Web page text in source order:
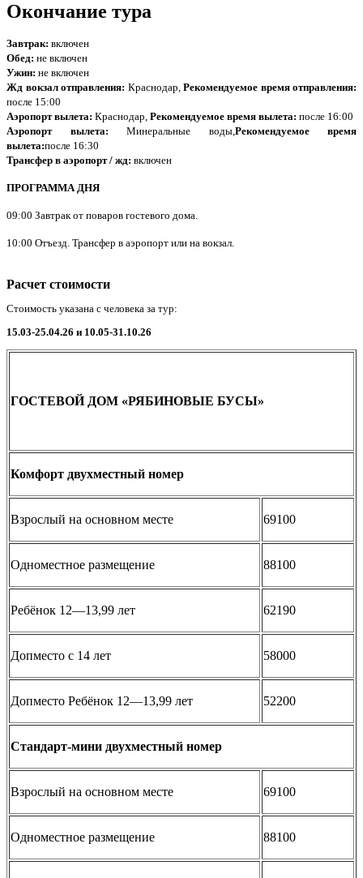
Окончание тура
Завтрак: включен
Обед: не включен
Ужин: не включен
Жд вокзал отправления: Краснодар, Рекомендуемое время отправления:
после 15:00
Аэропорт вылета: Краснодар, Рекомендуемое время вылета: после 16:00
Аэропорт вылета: Минеральные воды,Рекомендуемое время
вылета:после 16:30
Трансфер в аэропорт / жд: включен
ПРОГРАММА ДНЯ
09:00 Завтрак от поваров гостевого дома.
10:00 Отъезд. Трансфер в аэропорт или на вокзал.
Расчет стоимости
Стоимость указана с человека за тур:
15.03-25.04.26 и 10.05-31.10.26
ГОСТЕВОЙ ДОМ «РЯБИНОВЫЕ БУСЫ»
Комфорт двухместный номер
Взрослый на основном месте 69100
Одноместное размещение 88100
Ребёнок 12—13,99 лет 62190
Допместо с 14 лет 58000
Допместо Ребёнок 12—13,99 лет 52200
Стандарт-мини двухместный номер
Взрослый на основном месте 69100
Одноместное размещение 88100